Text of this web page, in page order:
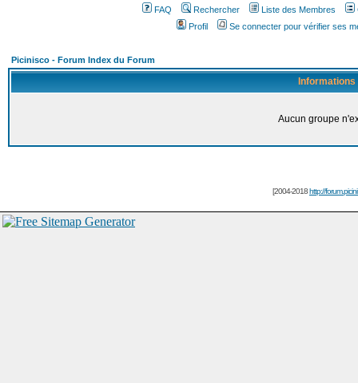
FAQ Rechercher Liste des Membres
Profil
Se connecter pour vérifier ses
Picinisco - Forum Index du Forum
Informations
Aucun groupe
[2004-2018http://